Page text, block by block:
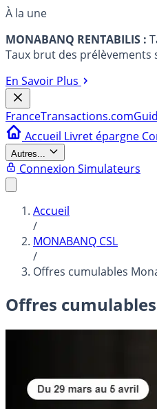
À la une
MONABANQ RENTABILIS :
Taux brut des prélèvements
En Savoir Plus
FranceTransactions.com
Accueil Livret épargne
Autres...
Connexion Simulateurs
Accueil
/
MONABANQ CSL
/
Offres cumulables
Offres